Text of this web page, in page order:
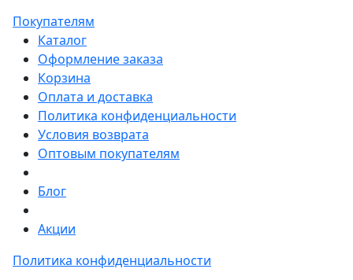
Покупателям
Каталог
Оформление заказа
Корзина
Оплата и доставка
Политика конфиденциальности
Условия возврата
Оптовым покупателям
Блог
Акции
Политика конфиденциальности